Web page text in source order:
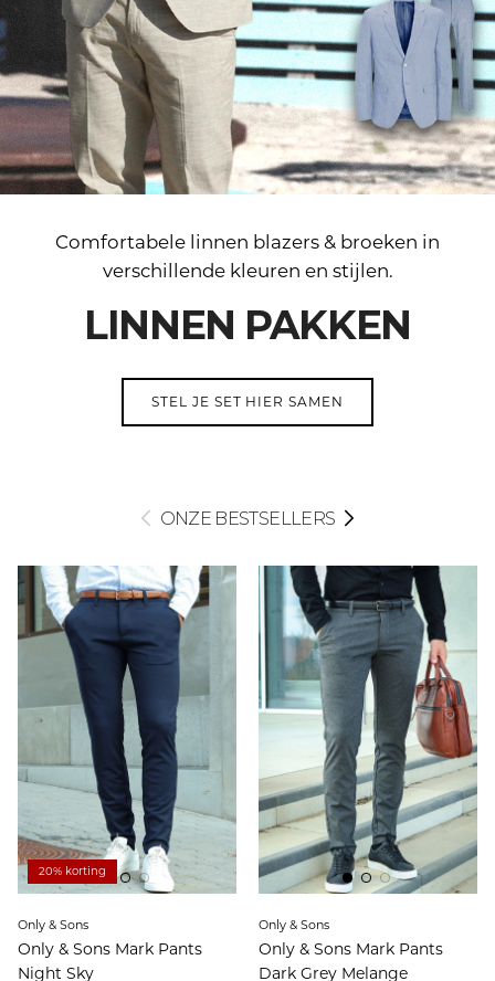
Comfortabele linnen blazers & broeken in
verschillende kleuren en stijlen.
LINNEN PAKKEN
STEL JE SET HIER SAMEN
ONZE BESTSELLERS
20% korting
Only & Sons
Only & Sons Mark Pants
Night Sky
Only & Sons
Only & Sons Mark Pants
Dark Grey Melange